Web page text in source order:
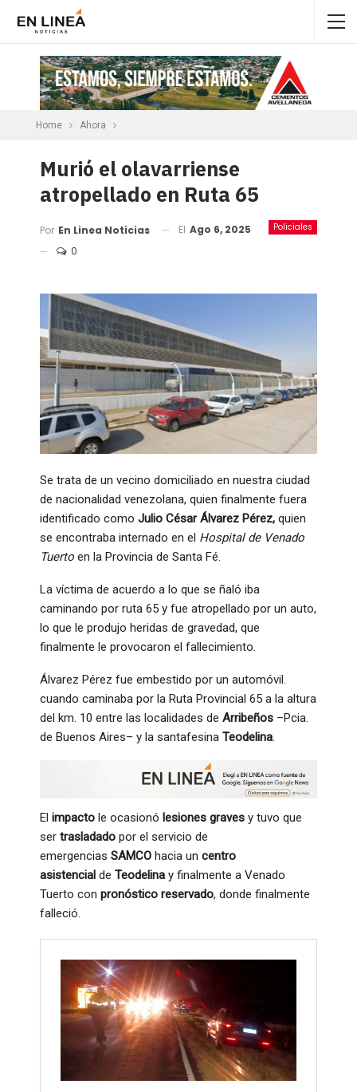
Home Ahora
Murió el olavarriense
atropellado en Ruta 65
Policiales
Por En Linea Noticias El Ago 6, 2025
0
Se trata de un vecino domiciliado en nuestra ciudad
de nacionalidad venezolana, quien finalmente fuera
identificado como Julio César Álvarez Pérez, quien
se encontraba internado en el Hospital de Venado
Tuerto en la Provincia de Santa Fé.
La víctima de acuerdo a lo que se ñaló iba
caminando por ruta 65 y fue atropellado por un auto,
lo que le produjo heridas de gravedad, que
finalmente le provocaron el fallecimiento.
Álvarez Pérez fue embestido por un automóvil.
cuando caminaba por la Ruta Provincial 65 a la altura
del km. 10 entre las localidades de Arribeños –Pcia.
de Buenos Aires– y la santafesina Teodelina.
El impacto le ocasionó lesiones graves y tuvo que
ser trasladado por el servicio de
emergencias SAMCO hacia un centro
asistencial de Teodelina y finalmente a Venado
Tuerto con pronóstico reservado, donde finalmente
falleció.